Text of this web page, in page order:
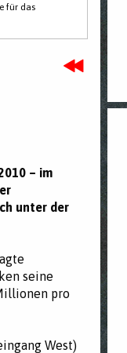
für das
– im
unter der
seine
pro
West)